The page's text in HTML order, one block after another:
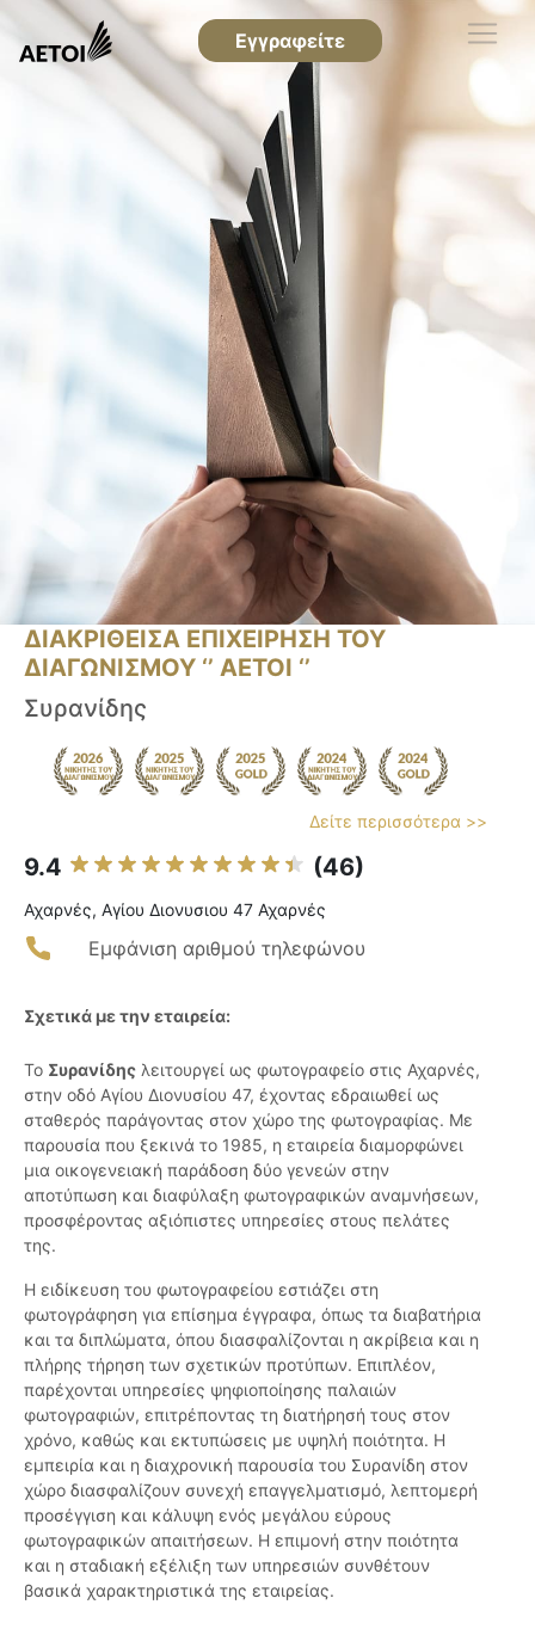
Εγγραφείτε
ΔΙΑΚΡΙΘΕΙΣΑ ΕΠΙΧΕΙΡΗΣΗ ΤΟΥ
ΔΙΑΓΩΝΙΣΜΟΥ ‘’ ΑΕΤΟΙ ‘’
Συρανίδης
Δείτε περισσότερα >>
9.4 (46)
Αχαρνές, Αγίου Διονυσιου 47 Αχαρνές
Εμφάνιση αριθμού τηλεφώνου
Σχετικά με την εταιρεία:
Το Συρανίδης λειτουργεί ως φωτογραφείο στις Αχαρνές,
στην οδό Αγίου Διονυσίου 47, έχοντας εδραιωθεί ως
σταθερός παράγοντας στον χώρο της φωτογραφίας. Με
παρουσία που ξεκινά το 1985, η εταιρεία διαμορφώνει
μια οικογενειακή παράδοση δύο γενεών στην
αποτύπωση και διαφύλαξη φωτογραφικών αναμνήσεων,
προσφέροντας αξιόπιστες υπηρεσίες στους πελάτες
της.
Η ειδίκευση του φωτογραφείου εστιάζει στη
φωτογράφηση για επίσημα έγγραφα, όπως τα διαβατήρια
και τα διπλώματα, όπου διασφαλίζονται η ακρίβεια και η
πλήρης τήρηση των σχετικών προτύπων. Επιπλέον,
παρέχονται υπηρεσίες ψηφιοποίησης παλαιών
φωτογραφιών, επιτρέποντας τη διατήρησή τους στον
χρόνο, καθώς και εκτυπώσεις με υψηλή ποιότητα. Η
εμπειρία και η διαχρονική παρουσία του Συρανίδη στον
χώρο διασφαλίζουν συνεχή επαγγελματισμό, λεπτομερή
προσέγγιση και κάλυψη ενός μεγάλου εύρους
φωτογραφικών απαιτήσεων. Η επιμονή στην ποιότητα
και η σταδιακή εξέλιξη των υπηρεσιών συνθέτουν
βασικά χαρακτηριστικά της εταιρείας.